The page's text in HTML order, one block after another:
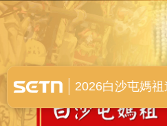
白沙屯媽祖進香
2026白沙屯媽祖